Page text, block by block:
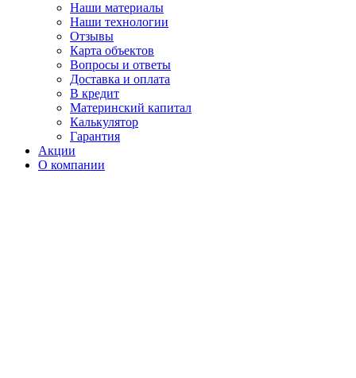
Наши материалы
Наши технологии
Отзывы
Карта объектов
Вопросы и ответы
Доставка и оплата
В кредит
Материнский капитал
Калькулятор
Гарантия
Акции
О компании